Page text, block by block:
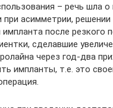
– речь шла
при асимметрии,
после резкого
сделавшие
через год-два
импланты, т.е. это